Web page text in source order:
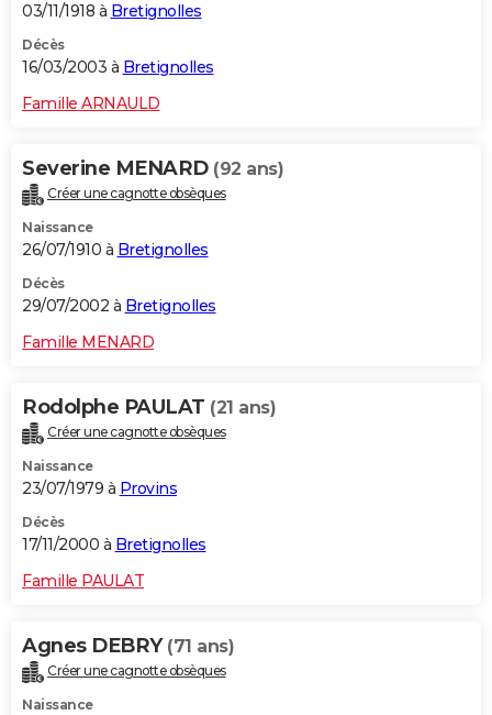
03/11/1918 à Bretignolles
Décès
16/03/2003 à Bretignolles
Famille ARNAULD
Severine MENARD (92 ans)
Créer une cagnotte obsèques
Naissance
26/07/1910 à Bretignolles
Décès
29/07/2002 à Bretignolles
Famille MENARD
Rodolphe PAULAT (21 ans)
Créer une cagnotte obsèques
Naissance
23/07/1979 à Provins
Décès
17/11/2000 à Bretignolles
Famille PAULAT
Agnes DEBRY (71 ans)
Créer une cagnotte obsèques
Naissance